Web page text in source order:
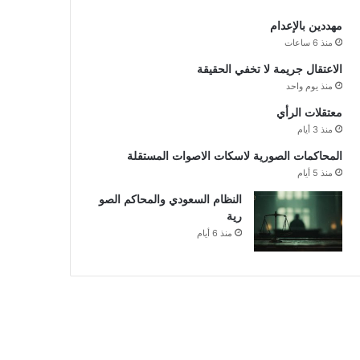
مهددين بالإعدام
منذ 6 ساعات
الاعتقال جريمة لا تخفي الحقيقة
منذ يوم واحد
معتقلات الرأي
منذ 3 أيام
المحاكمات الصورية لاسكات الاصوات المستقلة
منذ 5 أيام
النظام السعودي والمحاكم الصو
رية
منذ 6 أيام